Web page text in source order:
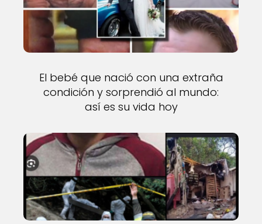
El bebé que nació con una extraña
condición y sorprendió al mundo:
así es su vida hoy